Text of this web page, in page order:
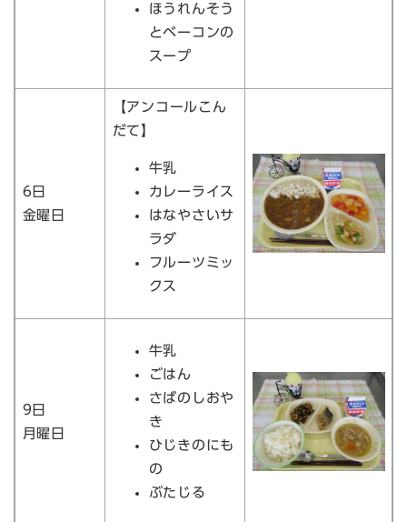
ほうれんそう
とベーコンの
スープ
6日
金曜日
【アンコールこん
だて】
牛乳
カレーライス
はなやさいサ
ラダ
フルーツミッ
クス
9日
月曜日
牛乳
ごはん
さばのしおや
き
ひじきのにも
の
ぶたじる